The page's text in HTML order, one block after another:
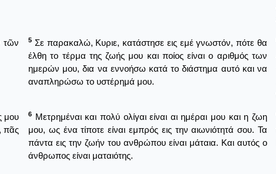
τῶν
5 Σε παρακαλώ, Κυριε, κατάστησε εις εμέ γνωστόν, πότε θα
έλθη το τέρμα της ζωής μου και ποίος είναι ο αριθμός των
ημερών μου, δια να εννοήσω κατά το διάστημα αυτό και να
αναπληρώσω το υστέρημά μου.
μου
πᾶς
6 Μετρημέναι και πολύ ολίγαι είναι αι ημέραι μου και η ζωη
μου, ως ένα τίποτε είναι εμπρός εις την αιωνιότητά σου. Τα
πάντα εις την ζωήν του ανθρώπου είναι μάταια. Και αυτός ο
άνθρωπος είναι ματαιότης.